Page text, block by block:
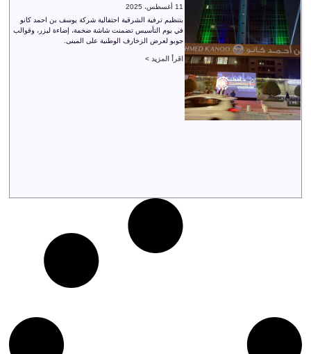
11 أغسطس، 2025
بتنظيم ترفية الشرقية احتفالية شركة يوسف بن احمد كانو
في يوم التأسيس تضمنت شاشة ضخمة، إضاءة ليزر، وقوالب
جوبو لعرض الزخارف الوطنية على المبنى.
اقرأ المزيد >